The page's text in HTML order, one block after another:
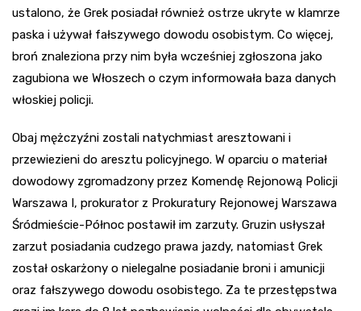
ustalono, że Grek posiadał również ostrze ukryte w klamrze
paska i używał fałszywego dowodu osobistym. Co więcej,
broń znaleziona przy nim była wcześniej zgłoszona jako
zagubiona we Włoszech o czym informowała baza danych
włoskiej policji.
Obaj mężczyźni zostali natychmiast aresztowani i
przewiezieni do aresztu policyjnego. W oparciu o materiał
dowodowy zgromadzony przez Komendę Rejonową Policji
Warszawa I, prokurator z Prokuratury Rejonowej Warszawa
Śródmieście-Północ postawił im zarzuty. Gruzin usłyszał
zarzut posiadania cudzego prawa jazdy, natomiast Grek
został oskarżony o nielegalne posiadanie broni i amunicji
oraz fałszywego dowodu osobistego. Za te przestępstwa